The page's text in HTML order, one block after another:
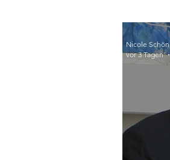
Nicole Schön
vor 3 Tagen